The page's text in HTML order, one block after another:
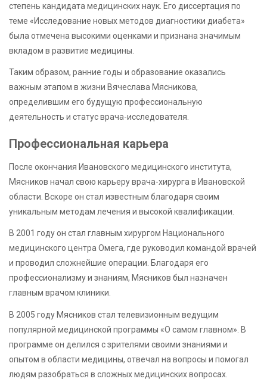
степень кандидата медицинских наук. Его диссертация по
теме «Исследование новых методов диагностики диабета»
была отмечена высокими оценками и признана значимым
вкладом в развитие медицины.
Таким образом, ранние годы и образование оказались
важным этапом в жизни Вячеслава Мясникова,
определившим его будущую профессиональную
деятельность и статус врача-исследователя.
Профессиональная карьера
После окончания Ивановского медицинского института,
Мясников начал свою карьеру врача-хирурга в Ивановской
области. Вскоре он стал известным благодаря своим
уникальным методам лечения и высокой квалификации.
В 2001 году он стал главным хирургом Национального
медицинского центра Омега, где руководил командой врачей
и проводил сложнейшие операции. Благодаря его
профессионализму и знаниям, Мясников был назначен
главным врачом клиники.
В 2005 году Мясников стал телевизионным ведущим
популярной медицинской программы «О самом главном». В
программе он делился с зрителями своими знаниями и
опытом в области медицины, отвечал на вопросы и помогал
людям разобраться в сложных медицинских вопросах.